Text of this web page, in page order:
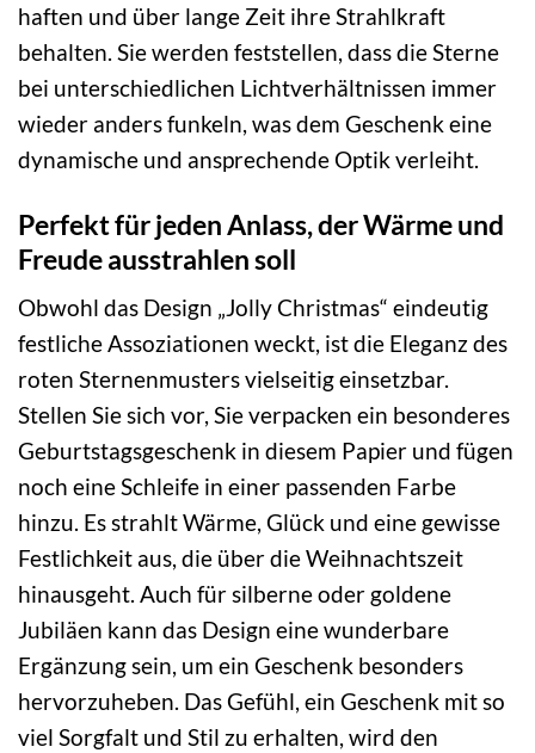
haften und über lange Zeit ihre Strahlkraft
behalten. Sie werden feststellen, dass die Sterne
bei unterschiedlichen Lichtverhältnissen immer
wieder anders funkeln, was dem Geschenk eine
dynamische und ansprechende Optik verleiht.
Perfekt für jeden Anlass, der Wärme und
Freude ausstrahlen soll
Obwohl das Design „Jolly Christmas“ eindeutig
festliche Assoziationen weckt, ist die Eleganz des
roten Sternenmusters vielseitig einsetzbar.
Stellen Sie sich vor, Sie verpacken ein besonderes
Geburtstagsgeschenk in diesem Papier und fügen
noch eine Schleife in einer passenden Farbe
hinzu. Es strahlt Wärme, Glück und eine gewisse
Festlichkeit aus, die über die Weihnachtszeit
hinausgeht. Auch für silberne oder goldene
Jubiläen kann das Design eine wunderbare
Ergänzung sein, um ein Geschenk besonders
hervorzuheben. Das Gefühl, ein Geschenk mit so
viel Sorgfalt und Stil zu erhalten, wird den